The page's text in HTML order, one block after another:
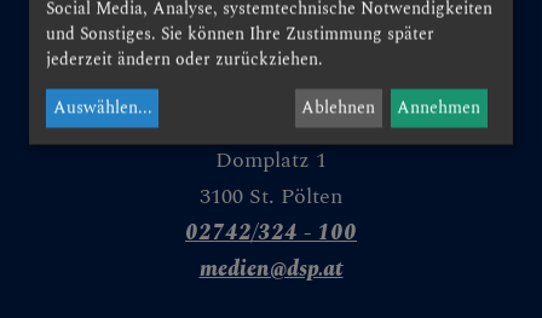
FRAGEN
GLAUBEN
ERLEBEN
MITMACHEN
BEGEGNEN
Domplatz 1
3100 St. Pölten
02742/324 - 100
medien@dsp.at
Social Media, Analyse, systemtechnische Notwendigkeiten
und Sonstiges. Sie können Ihre Zustimmung später
jederzeit ändern oder zurückziehen.
Auswählen... Ablehnen Annehmen